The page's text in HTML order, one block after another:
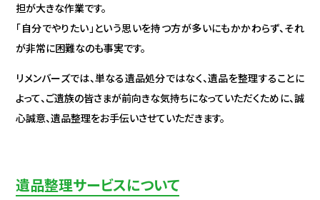
担が大きな作業です。
「自分でやりたい」という思いを持つ方が多いにもかかわらず、それ
が非常に困難なのも事実です。
リメンバーズでは、単なる遺品処分ではなく、遺品を整理することに
よって、ご遺族の皆さまが前向きな気持ちになっていただくために、誠
心誠意、遺品整理をお手伝いさせていただきます。
遺品整理サービスについて